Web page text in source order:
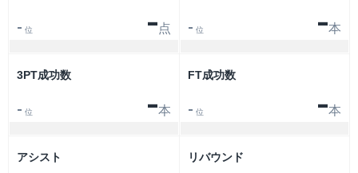
- 位 -点 - 位 -本
3PT成功数
- 位 -本
FT成功数
- 位 -本
アシスト リバウンド